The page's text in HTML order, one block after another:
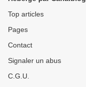
Top articles
Pages
Contact
Signaler un abus
C.G.U.